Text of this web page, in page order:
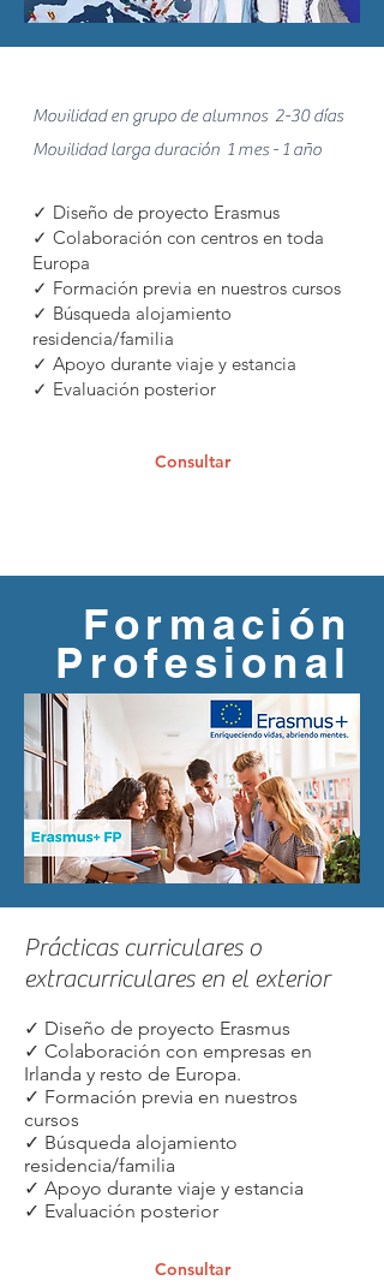
Movilidad en grupo de alumnos 2-30 días
Movilidad larga duración 1 mes - 1 año
✓ Diseño de proyecto Erasmus
✓ Colaboración con centros en toda
Europa
✓ Formación previa en nuestros cursos
✓ Búsqueda alojamiento
residencia/familia
✓ Apoyo durante viaje y estancia
✓ Evaluación posterior
Consultar
Formación
Profesional
Prácticas curriculares o
extracurriculares en el exterior
✓ Diseño de proyecto Erasmus
✓ Colaboración con empresas en
Irlanda y resto de Europa.
✓ Formación previa en nuestros
cursos
✓ Búsqueda alojamiento
residencia/familia
✓ Apoyo durante viaje y estancia
✓ Evaluación posterior
Consultar